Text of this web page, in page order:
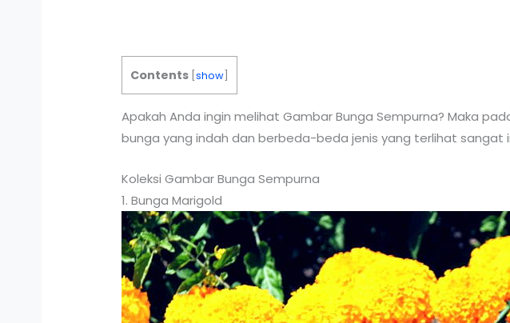
Contents [show
Apakah Anda ingin melihat Gambar Bunga Sempurna? Maka
bunga yang indah dan berbeda-beda jenis yang terlihat sangat
Koleksi Gambar Bunga Sempurna
1. Bunga Marigold